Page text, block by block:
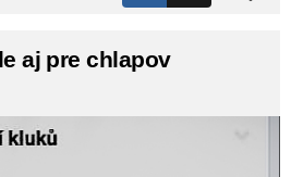
aj pre chlapov